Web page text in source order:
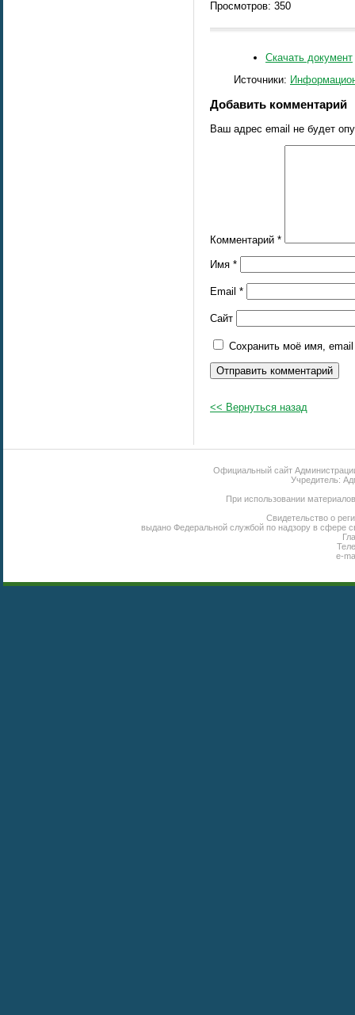
Просмотров: 350
Скачать документ
Источники:
Добавить комментарий
Ваш адрес email не будет
Комментарий *
Имя *
Email *
Сайт
Сохранить моё имя,
<< Вернуться назад
Официальный сайт
Учредитель:
При использовании
Свидетельство о
выдано Федеральной службой по надзору в сфере
e-